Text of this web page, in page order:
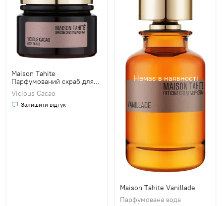
Maison Tahite
Парфумований скраб для
тіла
Vicious Cacao
Залишити відгук
Немає в наявності
Maison Tahite Vanillade
Парфумована вода